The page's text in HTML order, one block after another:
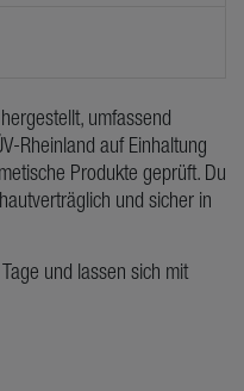
umfassend
Rheinland auf Einhaltung
Produkte geprüft. Du
und sicher in
und lassen sich mit